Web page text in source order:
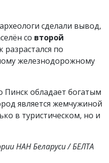
сделали вывод,
со второй
разрастался по
железнодорожному
обладает богатым
является жемчужиной
в туристическом, но и
НАН Беларуси / БЕЛТА